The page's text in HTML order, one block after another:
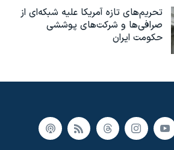
تحریم‌های تازه آمریکا علیه شبکه‌ای از
صرافی‌ها و شرکت‌های پوششی
حکومت ایران